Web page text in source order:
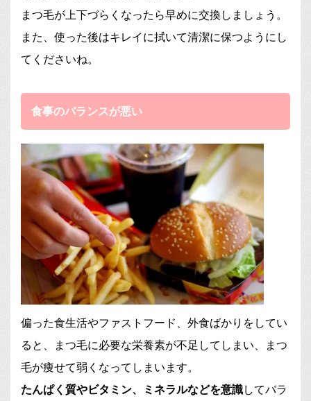
まつ毛が上下づらくなったら早めに交換しましょう。
また、使った後はキレイに拭いて清潔に保つようにし
てくださいね。
食事のバランスが悪い
偏った食生活やファストフード、外食ばかりをしてい
ると、まつ毛に必要な栄養素が不足してしまい、まつ
毛が痩せて弱くなってしまいます。
たんぱく質やビタミン、ミネラルなどを意識してバラ